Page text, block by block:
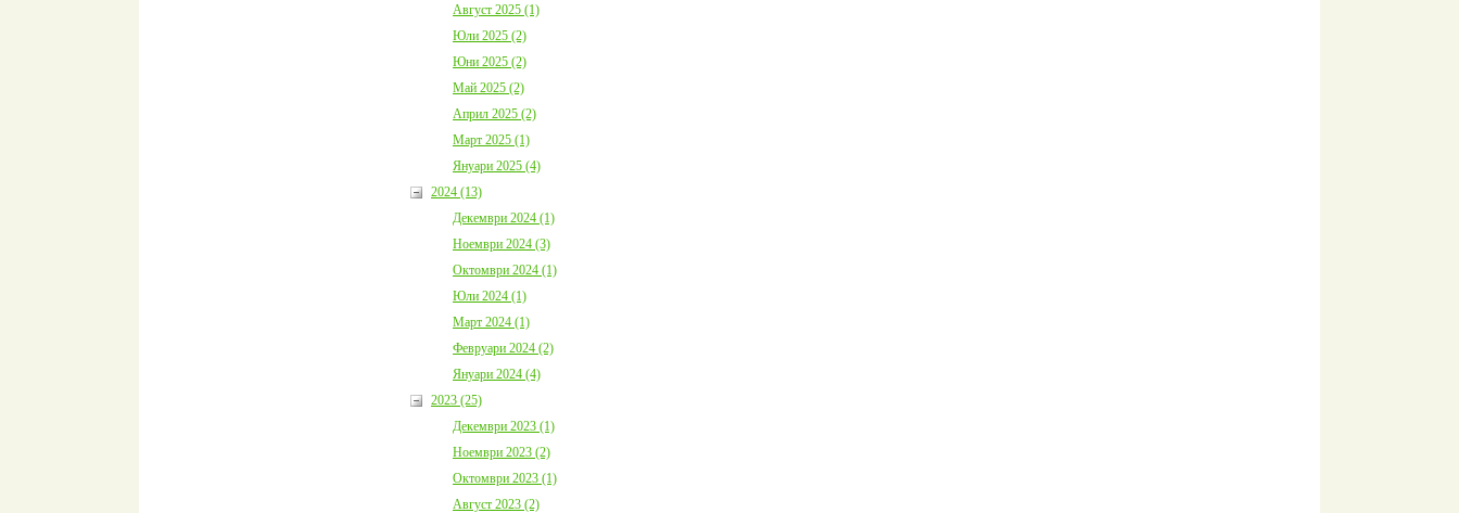
Август 2025 (1)
Юли 2025 (2)
Юни 2025 (2)
Май 2025 (2)
Април 2025 (2)
Март 2025 (1)
Януари 2025 (4)
2024 (13)
Декември 2024 (1)
Ноември 2024 (3)
Октомври 2024 (1)
Юли 2024 (1)
Март 2024 (1)
Февруари 2024 (2)
Януари 2024 (4)
2023 (25)
Декември 2023 (1)
Ноември 2023 (2)
Октомври 2023 (1)
Август 2023 (2)